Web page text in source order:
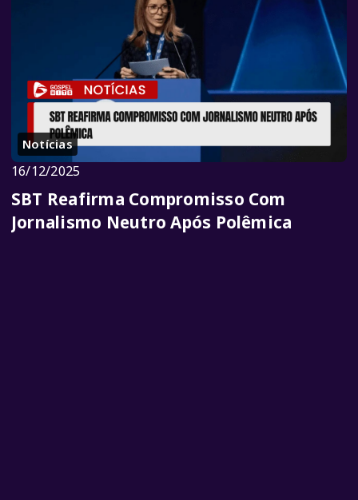
Notícias
16/12/2025
SBT Reafirma Compromisso Com
Jornalismo Neutro Após Polêmica